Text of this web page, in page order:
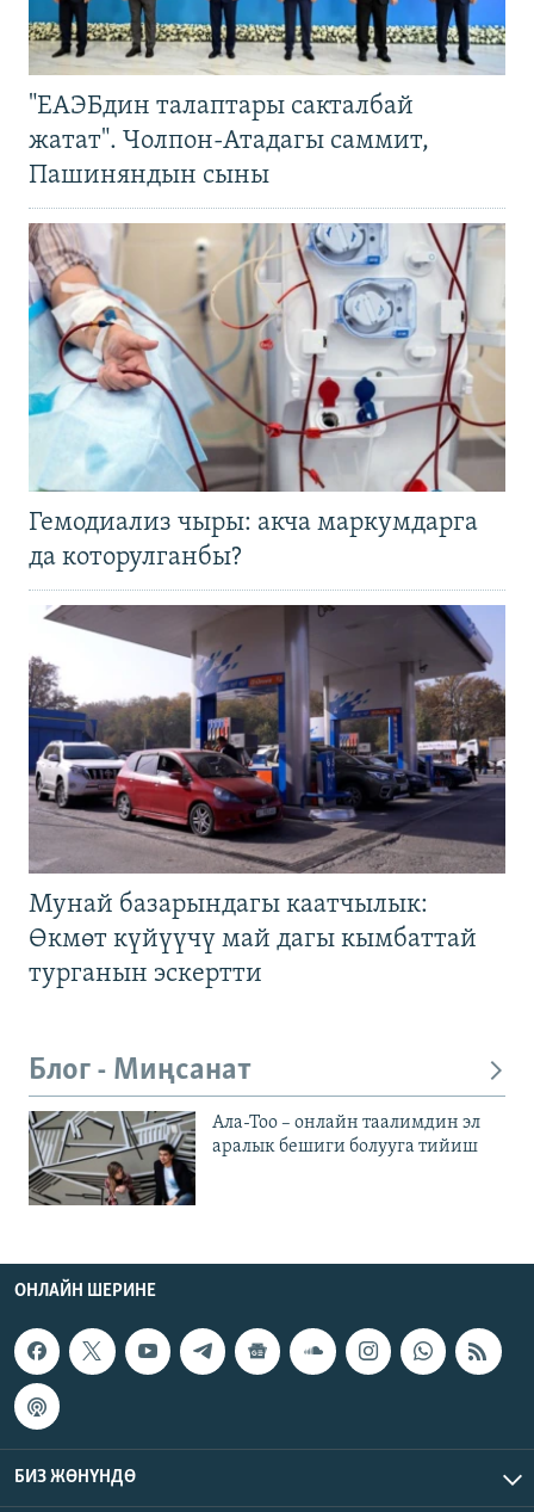
"ЕАЭБдин талаптары сакталбай
жатат". Чолпон-Атадагы саммит,
Пашиняндын сыны
Гемодиализ чыры: акча маркумдарга
да которулганбы?
Мунай базарындагы каатчылык:
Өкмөт күйүүчү май дагы кымбаттай
турганын эскертти
Блог - Миңсанат
Ала-Тоо – онлайн таалимдин эл
аралык бешиги болууга тийиш
ОНЛАЙН ШЕРИНЕ
БИЗ ЖӨНҮНДӨ